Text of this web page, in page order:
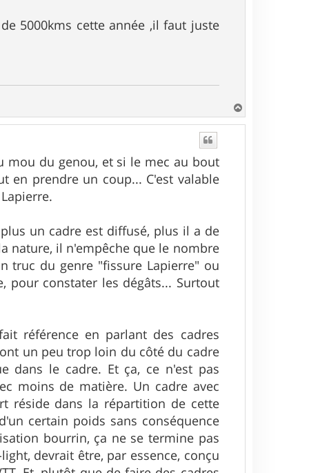
5000kms cette année ,il faut juste
a
mou du genou, et si le mec au bout
en prendre un coup... C'est valable
un cadre est diffusé, plus il a de
nature, il n'empêche que le nombre
truc du genre "fissure Lapierre" ou
pour constater les dégâts... Surtout
référence en parlant des cadres
un peu trop loin du côté du cadre
dans le cadre. Et ça, ce n'est pas
moins de matière. Un cadre avec
réside dans la répartition de cette
certain poids sans conséquence
bourrin, ça ne se termine pas
devrait être, par essence, conçu